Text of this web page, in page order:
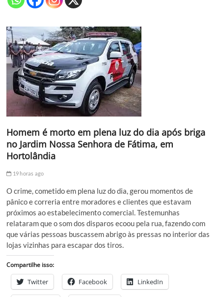
Homem é morto em plena luz do dia após briga
no Jardim Nossa Senhora de Fátima, em
Hortolândia
19 horas ago
O crime, cometido em plena luz do dia, gerou momentos de
pânico e correria entre moradores e clientes que estavam
próximos ao estabelecimento comercial. Testemunhas
relataram que o som dos disparos ecoou pela rua, fazendo com
que várias pessoas buscassem abrigo às pressas no interior das
lojas vizinhas para escapar dos tiros.
Compartilhe isso:
Twitter Facebook LinkedIn